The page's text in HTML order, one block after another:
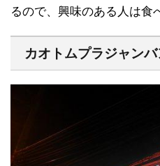
るので、興味のある人は食
カオトムプラジャンバ